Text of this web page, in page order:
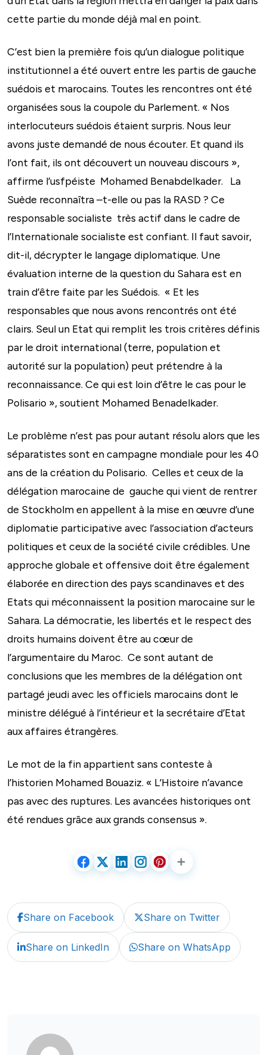
cette partie du monde déjà mal en point.
C’est bien la première fois qu’un dialogue politique
institutionnel a été ouvert entre les partis de gauche
suédois et marocains. Toutes les rencontres ont été
organisées sous la coupole du Parlement. « Nos
interlocuteurs suédois étaient surpris. Nous leur
avons juste demandé de nous écouter. Et quand ils
l’ont fait, ils ont découvert un nouveau discours »,
affirme l’usfpéiste Mohamed Benabdelkader. La
Suède reconnaîtra –t-elle ou pas la RASD ? Ce
responsable socialiste très actif dans le cadre de
l’Internationale socialiste est confiant. Il faut savoir,
dit-il, décrypter le langage diplomatique. Une
évaluation interne de la question du Sahara est en
train d’être faite par les Suédois. « Et les
responsables que nous avons rencontrés ont été
clairs. Seul un Etat qui remplit les trois critères définis
par le droit international (terre, population et
autorité sur la population) peut prétendre à la
reconnaissance. Ce qui est loin d’être le cas pour le
Polisario », soutient Mohamed Benadelkader.
Le problème n’est pas pour autant résolu alors que les
séparatistes sont en campagne mondiale pour les 40
ans de la création du Polisario. Celles et ceux de la
délégation marocaine de gauche qui vient de rentrer
de Stockholm en appellent à la mise en œuvre d’une
diplomatie participative avec l’association d’acteurs
politiques et ceux de la société civile crédibles. Une
approche globale et offensive doit être également
élaborée en direction des pays scandinaves et des
Etats qui méconnaissent la position marocaine sur le
Sahara. La démocratie, les libertés et le respect des
droits humains doivent être au cœur de
l’argumentaire du Maroc. Ce sont autant de
conclusions que les membres de la délégation ont
partagé jeudi avec les officiels marocains dont le
ministre délégué à l’intérieur et la secrétaire d’Etat
aux affaires étrangères.
Le mot de la fin appartient sans conteste à
l’historien Mohamed Bouaziz. « L’Histoire n’avance
pas avec des ruptures. Les avancées historiques ont
été rendues grâce aux grands consensus ».
Share on Facebook Share on Twitter
Share on LinkedIn Share on WhatsApp